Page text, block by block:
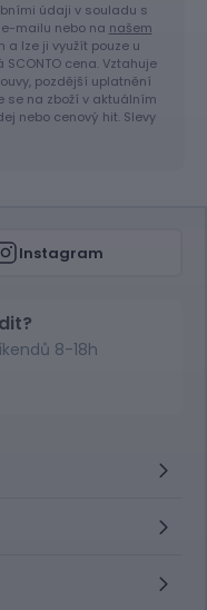
údaji v souladu s
e-mailu nebo na našem
a lze ji využít pouze u
cena. Vztahuje
pozdější uplatnění
se na zboží v aktuálním
nebo cenový hit. Slevy
Instagram
8-18h